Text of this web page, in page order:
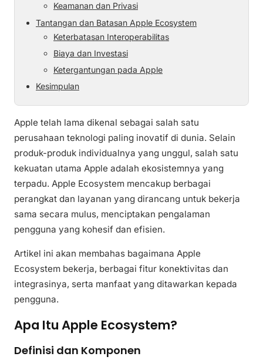
Keamanan dan Privasi
Tantangan dan Batasan Apple Ecosystem
Keterbatasan Interoperabilitas
Biaya dan Investasi
Ketergantungan pada Apple
Kesimpulan
Apple telah lama dikenal sebagai salah satu
perusahaan teknologi paling inovatif di dunia. Selain
produk-produk individualnya yang unggul, salah satu
kekuatan utama Apple adalah ekosistemnya yang
terpadu. Apple Ecosystem mencakup berbagai
perangkat dan layanan yang dirancang untuk bekerja
sama secara mulus, menciptakan pengalaman
pengguna yang kohesif dan efisien.
Artikel ini akan membahas bagaimana Apple
Ecosystem bekerja, berbagai fitur konektivitas dan
integrasinya, serta manfaat yang ditawarkan kepada
pengguna.
Apa Itu Apple Ecosystem?
Definisi dan Komponen